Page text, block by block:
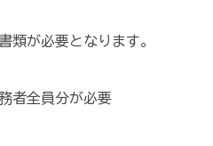
が必要となります。
者全員分が必要